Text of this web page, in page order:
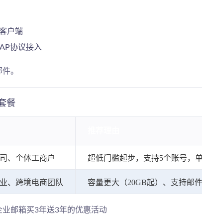
户端
协议接入
。
餐
、个体工商户 超低门槛起步，支持5个账号，
、跨境电商团队 容量更大（20GB起）、支持邮
邮箱买3年送3年的优惠活动